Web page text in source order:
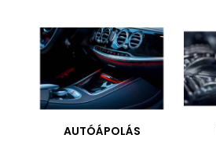
AUTÓÁPOLÁS